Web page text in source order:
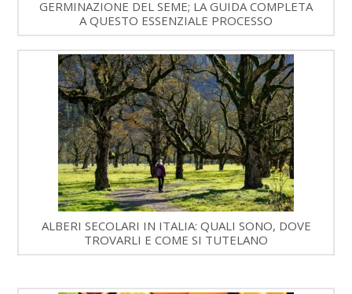
GERMINAZIONE DEL SEME; LA GUIDA COMPLETA
A QUESTO ESSENZIALE PROCESSO
ALBERI SECOLARI IN ITALIA: QUALI SONO, DOVE
TROVARLI E COME SI TUTELANO